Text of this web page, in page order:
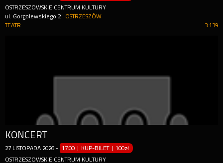
OSTRZESZOWSKIE CENTRUM KULTURY
ul. Gorgolewskiego 2
OSTRZESZÓW
3 139
TEATR
KONCERT
27 LISTOPADA 2026 - 17:00 | KUP-BILET |100zł
OSTRZESZOWSKIE CENTRUM KULTURY